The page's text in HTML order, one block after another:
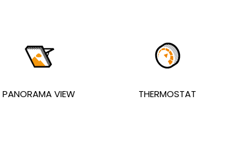
PANORAMA VIEW THERMOSTAT